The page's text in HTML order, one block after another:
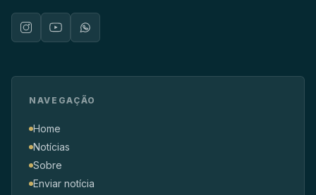
NAVEGAÇÃO
Home
Notícias
Sobre
Enviar notícia